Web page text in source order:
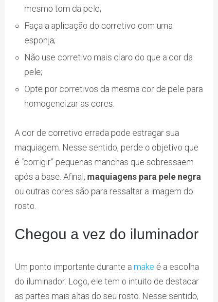
mesmo tom da pele;
Faça a aplicação do corretivo com uma
esponja;
Não use corretivo mais claro do que a cor da
pele;
Opte por corretivos da mesma cor de pele para
homogeneizar as cores.
A cor de corretivo errada pode estragar sua
maquiagem. Nesse sentido, perde o objetivo que
é “corrigir” pequenas manchas que sobressaem
após a base. Afinal, maquiagens para pele negra
ou outras cores são para ressaltar a imagem do
rosto.
Chegou a vez do iluminador
Um ponto importante durante a make é a escolha
do iluminador. Logo, ele tem o intuito de destacar
as partes mais altas do seu rosto. Nesse sentido,